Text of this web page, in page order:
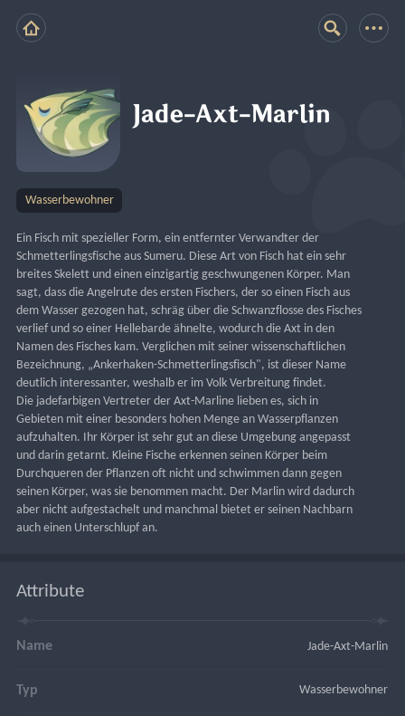
Jade-Axt-Marlin
Wasserbewohner
Ein Fisch mit spezieller Form, ein entfernter Verwandter der
Schmetterlingsfische aus Sumeru. Diese Art von Fisch hat ein sehr
breites Skelett und einen einzigartig geschwungenen Körper. Man
sagt, dass die Angelrute des ersten Fischers, der so einen Fisch aus
dem Wasser gezogen hat, schräg über die Schwanzflosse des Fisches
verlief und so einer Hellebarde ähnelte, wodurch die Axt in den
Namen des Fisches kam. Verglichen mit seiner wissenschaftlichen
Bezeichnung, „Ankerhaken-Schmetterlingsfisch", ist dieser Name
deutlich interessanter, weshalb er im Volk Verbreitung findet.
Die jadefarbigen Vertreter der Axt-Marline lieben es, sich in
Gebieten mit einer besonders hohen Menge an Wasserpflanzen
aufzuhalten. Ihr Körper ist sehr gut an diese Umgebung angepasst
und darin getarnt. Kleine Fische erkennen seinen Körper beim
Durchqueren der Pflanzen oft nicht und schwimmen dann gegen
seinen Körper, was sie benommen macht. Der Marlin wird dadurch
aber nicht aufgestachelt und manchmal bietet er seinen Nachbarn
auch einen Unterschlupf an.
Attribute
Name Jade-Axt-Marlin
Typ Wasserbewohner